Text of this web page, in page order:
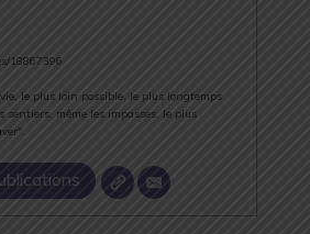
18867396
le plus loin possible, le plus longtemps
sentiers, même les impasses, le plus